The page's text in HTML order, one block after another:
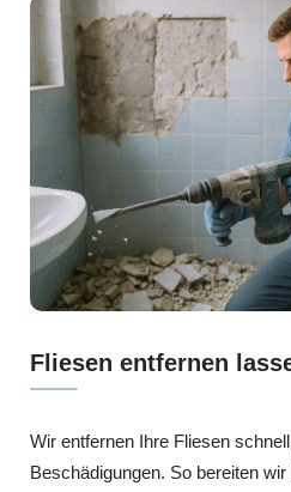
Fliesen entfernen
Wir entfernen Ihre Fliesen
Beschädigungen. So bereiten